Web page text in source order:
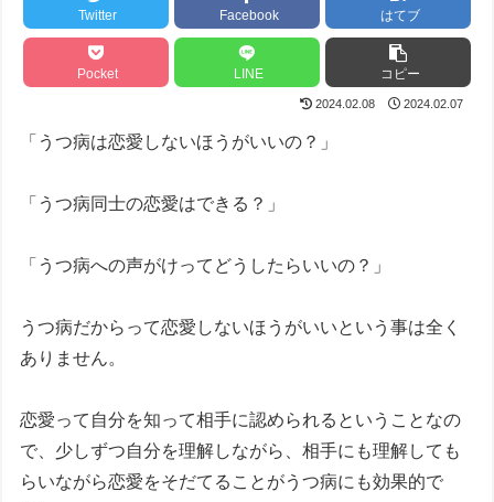
Twitter Facebook はてブ
Pocket LINE コピー
2024.02.08 2024.02.07
「うつ病は恋愛しないほうがいいの？」
「うつ病同士の恋愛はできる？」
「うつ病への声がけってどうしたらいいの？」
うつ病だからって恋愛しないほうがいいという事は全く
ありません。
恋愛って自分を知って相手に認められるということなの
で、少しずつ自分を理解しながら、相手にも理解しても
らいながら恋愛をそだてることがうつ病にも効果的で